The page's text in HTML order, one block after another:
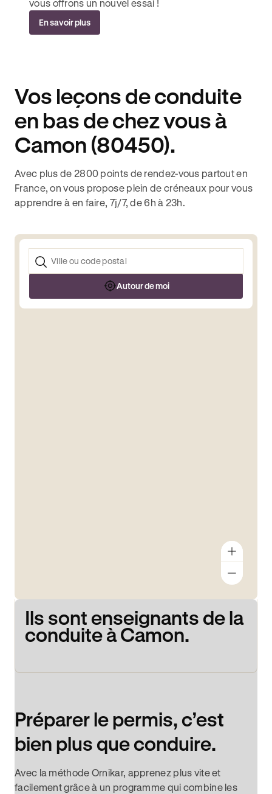
vous offrons un nouvel essai !
En savoir plus
Vos leçons de conduite
en bas de chez vous à
Camon (80450).
Avec plus de 2800 points de rendez-vous partout en
France, on vous propose plein de créneaux pour vous
apprendre à en faire, 7j/7, de 6h à 23h.
Autour de moi
Ils sont enseignants de la
conduite à Camon.
Préparer le permis, c’est
bien plus que conduire.
Avec la méthode Ornikar, apprenez plus vite et
facilement grâce à un programme qui combine les